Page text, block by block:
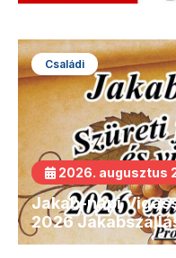
Családi
2026. augusztus
Jakab-napi
2026